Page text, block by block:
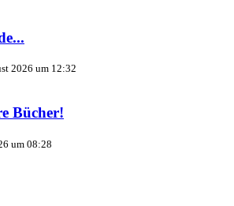
2026 um 12:32
Bücher!
um 08:28